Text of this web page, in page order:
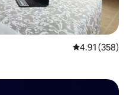
レビュー358
4.91 (358)